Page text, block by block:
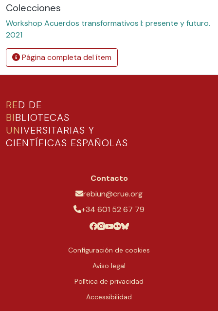
Colecciones
Workshop Acuerdos transformativos I: presente y futuro.
2021
Página completa del ítem
RED DE
BIBLIOTECAS
UNIVERSITARIAS Y
CIENTÍFICAS ESPAÑOLAS
Contacto
rebiun@crue.org
+34 601 52 67 79
Configuración de cookies
Aviso legal
Política de privacidad
Accessibilidad